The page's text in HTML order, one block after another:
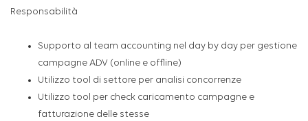
Responsabilità
Supporto al team accounting nel day by day per gestione
campagne ADV (online e offline)
Utilizzo tool di settore per analisi concorrenze
Utilizzo tool per check caricamento campagne e
fatturazione delle stesse